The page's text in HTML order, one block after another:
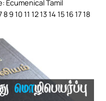
Ecumenical Tamil
10 11 12 13 14 15 16 17 18